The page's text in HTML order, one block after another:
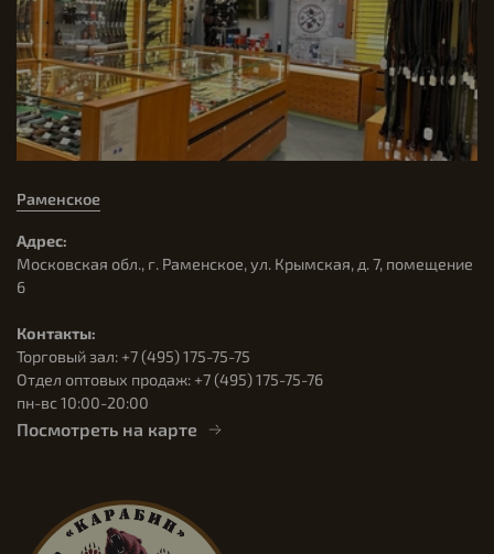
Раменское
Адрес:
Московская обл., г. Раменское, ул. Крымская, д. 7, помещение
6
Контакты:
Торговый зал: +7 (495) 175-75-75
Отдел оптовых продаж: +7 (495) 175-75-76
пн-вс 10:00-20:00
Посмотреть на карте